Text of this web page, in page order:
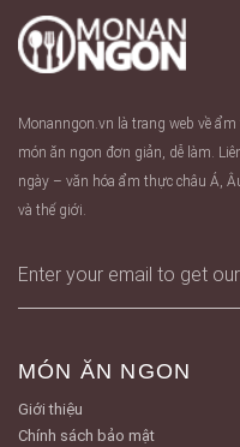
Monanngon.vn là trang web về
món ăn ngon đơn giản, dễ làm.
ngày – văn hóa ẩm thực châu Á,
và thế giới.
MÓN ĂN NGON
Giới thiệu
Chính sách bảo mật